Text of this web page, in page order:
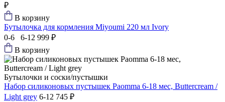
₽
В корзину
Бутылочка для кормления Miyoumi 220 мл Ivory
0-6 6-12 999 ₽
В корзину
Бутылочки и соски/пустышки
Набор силиконовых пустышек Paomma 6-18 мес, Buttercream /
Light grey 6-12 745 ₽